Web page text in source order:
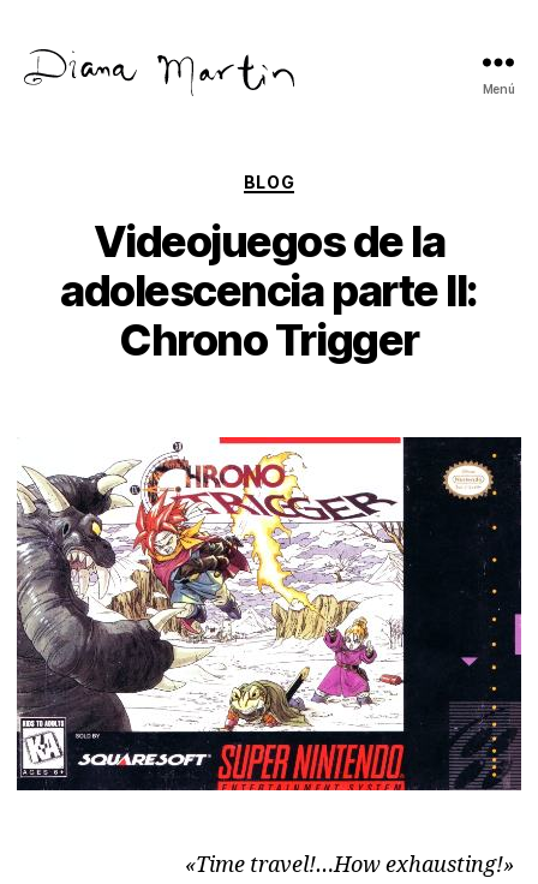
Menú
Categorías
BLOG
Videojuegos de la
adolescencia parte II:
Chrono Trigger
«Time travel!…How exhausting!»